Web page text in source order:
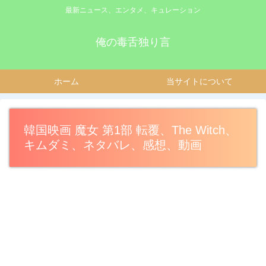
最新ニュース、エンタメ、キュレーション
俺の毒舌独り言
ホーム 当サイトについて
韓国映画 魔女 第1部 転覆、The Witch、
キムダミ、ネタバレ、感想、動画